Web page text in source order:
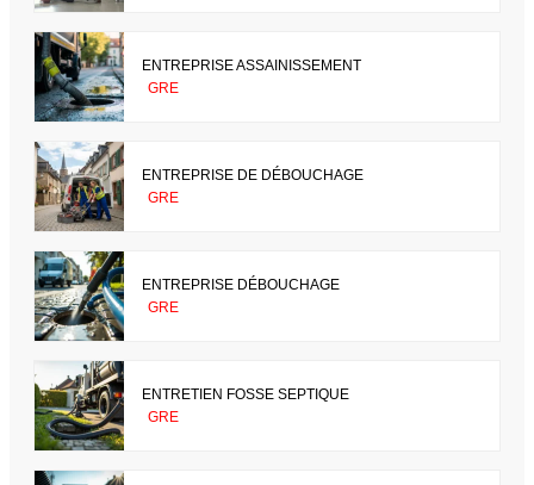
ENTREPRISE ASSAINISSEMENT
GRE
ENTREPRISE DE DÉBOUCHAGE
GRE
ENTREPRISE DÉBOUCHAGE
GRE
ENTRETIEN FOSSE SEPTIQUE
GRE